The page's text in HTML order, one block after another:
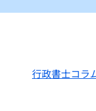
行政書士コラ